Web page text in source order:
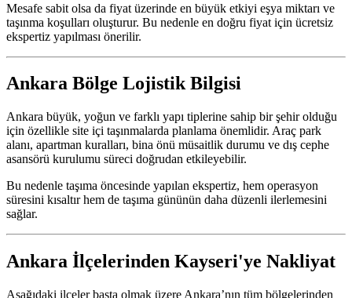
Mesafe sabit olsa da fiyat üzerinde en büyük etkiyi eşya miktarı ve
taşınma koşulları oluşturur. Bu nedenle en doğru fiyat için ücretsiz
ekspertiz yapılması önerilir.
Ankara Bölge Lojistik Bilgisi
Ankara büyük, yoğun ve farklı yapı tiplerine sahip bir şehir olduğu
için özellikle site içi taşınmalarda planlama önemlidir. Araç park
alanı, apartman kuralları, bina önü müsaitlik durumu ve dış cephe
asansörü kurulumu süreci doğrudan etkileyebilir.
Bu nedenle taşıma öncesinde yapılan ekspertiz, hem operasyon
süresini kısaltır hem de taşıma gününün daha düzenli ilerlemesini
sağlar.
Ankara İlçelerinden Kayseri'ye Nakliyat
Aşağıdaki ilçeler başta olmak üzere Ankara’nın tüm bölgelerinden